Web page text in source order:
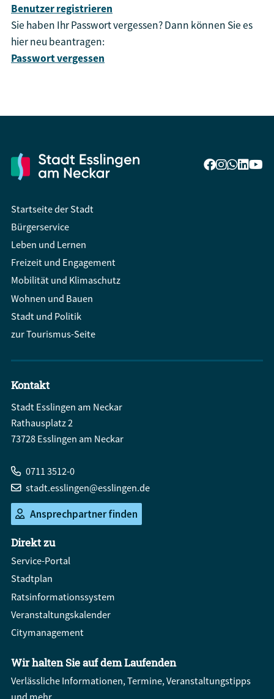
Benutzer registrieren
Sie haben Ihr Passwort vergessen? Dann können Sie es
hier neu beantragen:
Passwort vergessen
Startseite der Stadt
Bürgerservice
Leben und Lernen
Freizeit und Engagement
Mobilität und Klimaschutz
Wohnen und Bauen
Stadt und Politik
zur Tourismus-Seite
Kontakt
Stadt Esslingen am Neckar
Rathausplatz 2
73728 Esslingen am Neckar
0711 3512-0
stadt.esslingen@esslingen.de
Ansprechpartner finden
Direkt zu
Service-Portal
Stadtplan
Ratsinformationssystem
Veranstaltungskalender
Citymanagement
Wir halten Sie auf dem Laufenden
Verlässliche Informationen, Termine, Veranstaltungstipps